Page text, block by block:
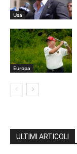
Usa
Europa
ULTIMI ARTICOLI